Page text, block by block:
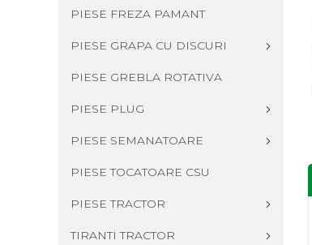
PIESE FREZA PAMANT
PIESE GRAPA CU DISCURI
PIESE GREBLA ROTATIVA
PIESE PLUG
PIESE SEMANATOARE
PIESE TOCATOARE CSU
PIESE TRACTOR
TIRANTI TRACTOR